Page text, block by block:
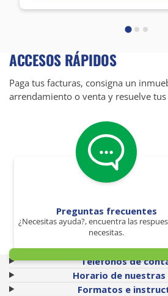
ACCESOS RÁPIDOS
Paga tus facturas, consigna un
arrendamiento o venta y resuelve tus
Preguntas frecuentes
¿Necesitas ayuda?, encuentra las
necesitas.
Teléfonos de
Horario de nuestras
Formatos e